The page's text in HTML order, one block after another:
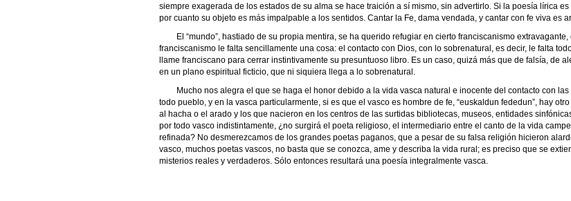
siempre exagerada de los estados de su alma se hace traición a sí mismo, sin advertirlo. Si la poesía lírica
por cuanto su objeto es más impalpable a los sentidos. Cantar la Fe, dama vendada, y cantar con fe viva es
El “mundo”, hastiado de su propia mentira, se ha querido refugiar en cierto franciscanismo
franciscanismo le falta sencillamente una cosa: el contacto con Dios, con lo sobrenatural, es decir, le falta
llame franciscano para cerrar instintivamente su presuntuoso libro. Es un caso, quizá más que de falsía, de
en un plano espiritual ficticio, que ni siquiera llega a lo sobrenatural.
Mucho nos alegra el que se haga el honor debido a la vida vasca natural e inocente del contacto con
todo pueblo, y en la vasca particularmente, si es que el vasco es hombre de fe, “euskaldun fededun”, hay
al hacha o el arado y los que nacieron en los centros de las surtidas bibliotecas, museos, entidades
por todo vasco indistintamente, ¿no surgirá el poeta religioso, el intermediario entre el canto de la vida
refinada? No desmerezcamos de los grandes poetas paganos, que a pesar de su falsa religión hicieron
vasco, muchos poetas vascos, no basta que se conozca, ame y describa la vida rural; es preciso que se
misterios reales y verdaderos. Sólo entonces resultará una poesía integralmente vasca.